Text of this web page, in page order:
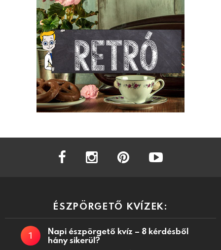
facebook instagram
ÉSZPÖRGETŐ KVÍZEK:
Napi észpörgető kvíz – 8 kérdésből
hány sikerül?